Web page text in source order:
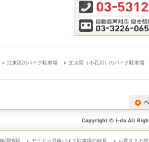
江東区のバイク駐車場
文京区（小石川）のバイク駐車場
場情報 アイドゥ月極バイク駐車場の特長 お客さまの声